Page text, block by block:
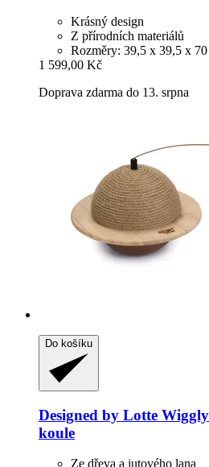
Krásný design
Z přírodních materiálů
Rozměry: 39,5 x 39,5 x
1 599,00 Kč
Doprava zdarma do 13. srpna
Do košíku
Designed by Lotte
koule
Ze dřeva a jutového lana